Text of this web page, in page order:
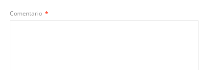
Comentario *